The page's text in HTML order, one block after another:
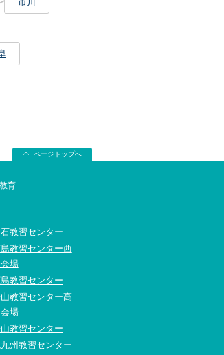
ページトップへ
育
教習センター
教習センター西
場
教習センター
教習センター高
場
教習センター
州教習センター